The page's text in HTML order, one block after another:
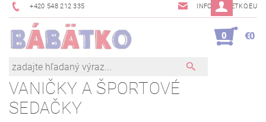
+420 548 212 335 INFO@BABETKO.EU
0 €0
VANIČKY A ŠPORTOVÉ
SEDAČKY